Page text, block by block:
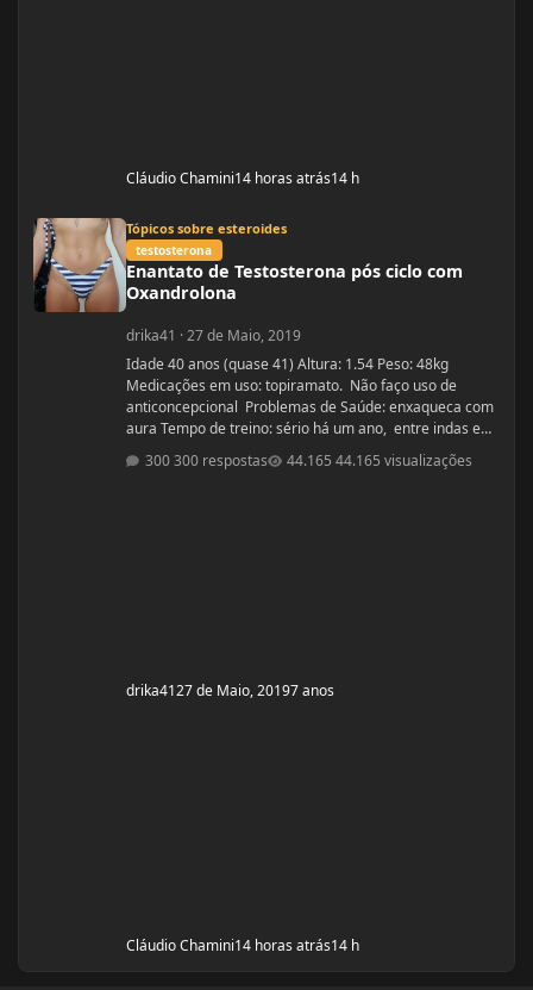
Cláudio Chamini14 horas atrás14 h
Tópicos sobre esteroides
testosterona
Enantato de Testosterona pós ciclo com
Oxandrolona
drika41 ·27 de Maio, 2019
Idade 40 anos (quase 41) Altura: 1.54 Peso: 48kg
Medicações em uso: topiramato. Não faço uso de
anticoncepcional Problemas de Saúde: enxaqueca com
aura Tempo de treino: sério há um ano, entre indas e
mg durante 8 semanas, após 10 mg até a 12° semana.
300 respostas 44.165 visualizações
drika4127 de Maio, 20197 anos
Cláudio Chamini14 horas atrás14 h